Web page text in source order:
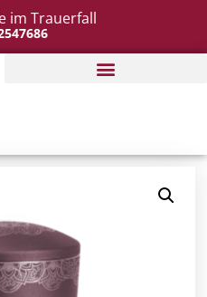
im Trauerfall